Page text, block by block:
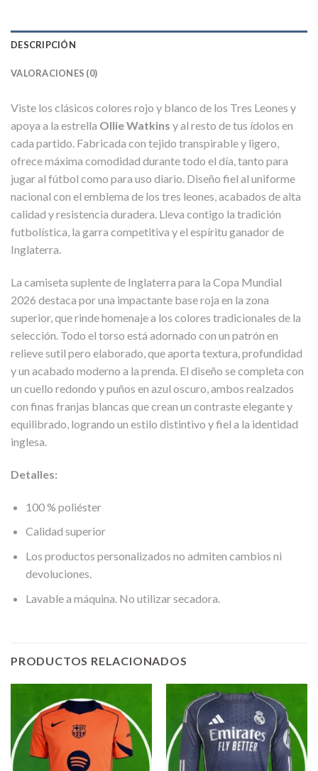
DESCRIPCIÓN
VALORACIONES (0)
Viste los clásicos colores rojo y blanco de los Tres Leones y
apoya a la estrella Ollie Watkins y al resto de tus ídolos en
cada partido. Fabricada con tejido transpirable y ligero,
ofrece máxima comodidad durante todo el día, tanto para
jugar al fútbol como para uso diario. Diseño fiel al uniforme
nacional con el emblema de los tres leones, acabados de alta
calidad y resistencia duradera. Lleva contigo la tradición
futbolística, la garra competitiva y el espíritu ganador de
Inglaterra.
La camiseta suplente de Inglaterra para la Copa Mundial
2026 destaca por una impactante base roja en la zona
superior, que rinde homenaje a los colores tradicionales de la
selección. Todo el torso está adornado con un patrón en
relieve sutil pero elaborado, que aporta textura, profundidad
y un acabado moderno a la prenda. El diseño se completa con
un cuello redondo y puños en azul oscuro, ambos realzados
con finas franjas blancas que crean un contraste elegante y
equilibrado, logrando un estilo distintivo y fiel a la identidad
inglesa.
Detalles:
100 % poliéster
Calidad superior
Los productos personalizados no admiten cambios ni
devoluciones.
Lavable a máquina. No utilizar secadora.
PRODUCTOS RELACIONADOS